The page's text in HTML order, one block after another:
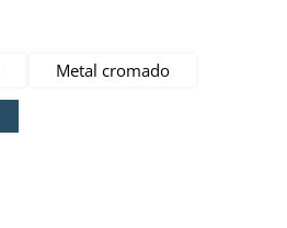
Metal cromado